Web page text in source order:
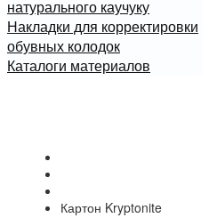
натурального каучуку
Накладки для корректировки
обувных колодок
Каталоги материалов
Картон Kryptonite